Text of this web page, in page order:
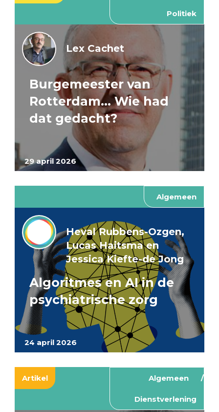
Politiek
29 april 2026
Lex Cachet
Burgemeester van
Rotterdam… Wie had
dat gedacht?
Algemeen
24 april 2026
Heval Rubbens-Ozgen,
Lucas Haitsma en
Jessica Kiefte-de Jong
Algoritmes en AI in de
psychiatrische zorg
Artikel Algemeen
Dienstverlening